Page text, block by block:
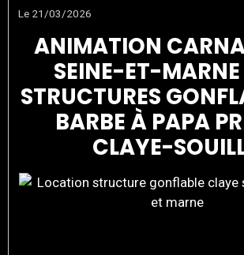
Le 21/03/2026
ANIMATION
SEINE-ET-
STRUCTURES
BARBE À PAPA
CLAYE-